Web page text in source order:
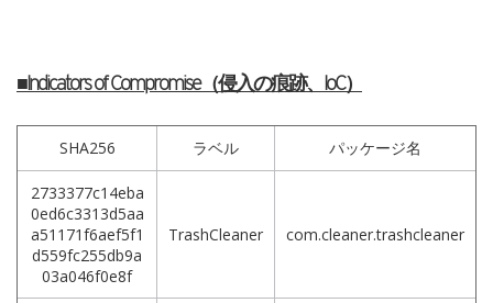
■Indicators of Compromise（侵入の痕跡、IoC）
SHA256 ラベル パッケージ名
2733377c14eba
0ed6c3313d5aa
a51171f6aef5f1
d559fc255db9a
03a046f0e8f
TrashCleaner com.cleaner.trashcleaner